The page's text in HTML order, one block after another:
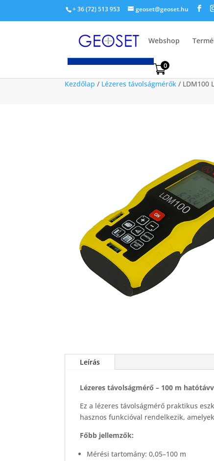
+ 36 (72) 513 953 geoset@geoset.hu
Webshop
0
Kezdőlap / Lézeres távolságmérők / LDM100
Leírás
Lézeres távolságmérő – 100 m
Ez a lézeres távolságmérő praktikus
hasznos funkcióval rendelkezik,
Főbb jellemzők:
Mérési tartomány: 0,05–100 m